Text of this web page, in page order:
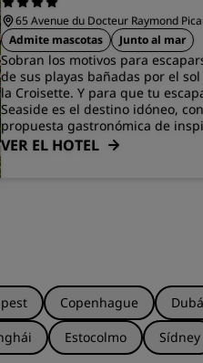
65 Avenue du Docteur Raymond
Admite mascotas
Junto al mar
Sobran los motivos para
de sus playas bañadas por el
la Croisette. Y para que tu
Seaside es el destino idóneo,
propuesta gastronómica de
VER EL HOTEL
Copenhague
Estocolmo Sídney